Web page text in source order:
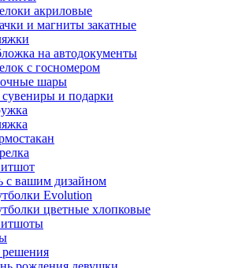
акриловые
и магниты закатные
на автодокументы
с госномером
шары
и подарки
с вашим дизайном
Evolution
цветные хлопковые
решения